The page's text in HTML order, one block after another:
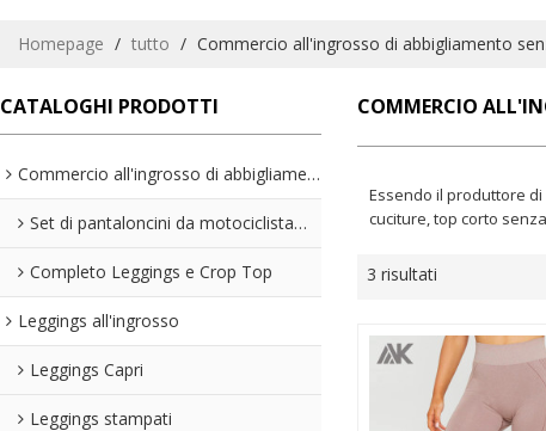
Homepage / tutto / Commercio all'ingrosso di abbigliamento
CATALOGHI PRODOTTI
Commercio all'ingrosso di abbigliamento sportivo
Set di pantaloncini da motociclista all'ingrosso
Completo Leggings e Crop Top
Leggings all'ingrosso
Leggings Capri
Leggings stampati
COMMERCIO
Essendo il produttore
cuciture, top corto
3 risultati